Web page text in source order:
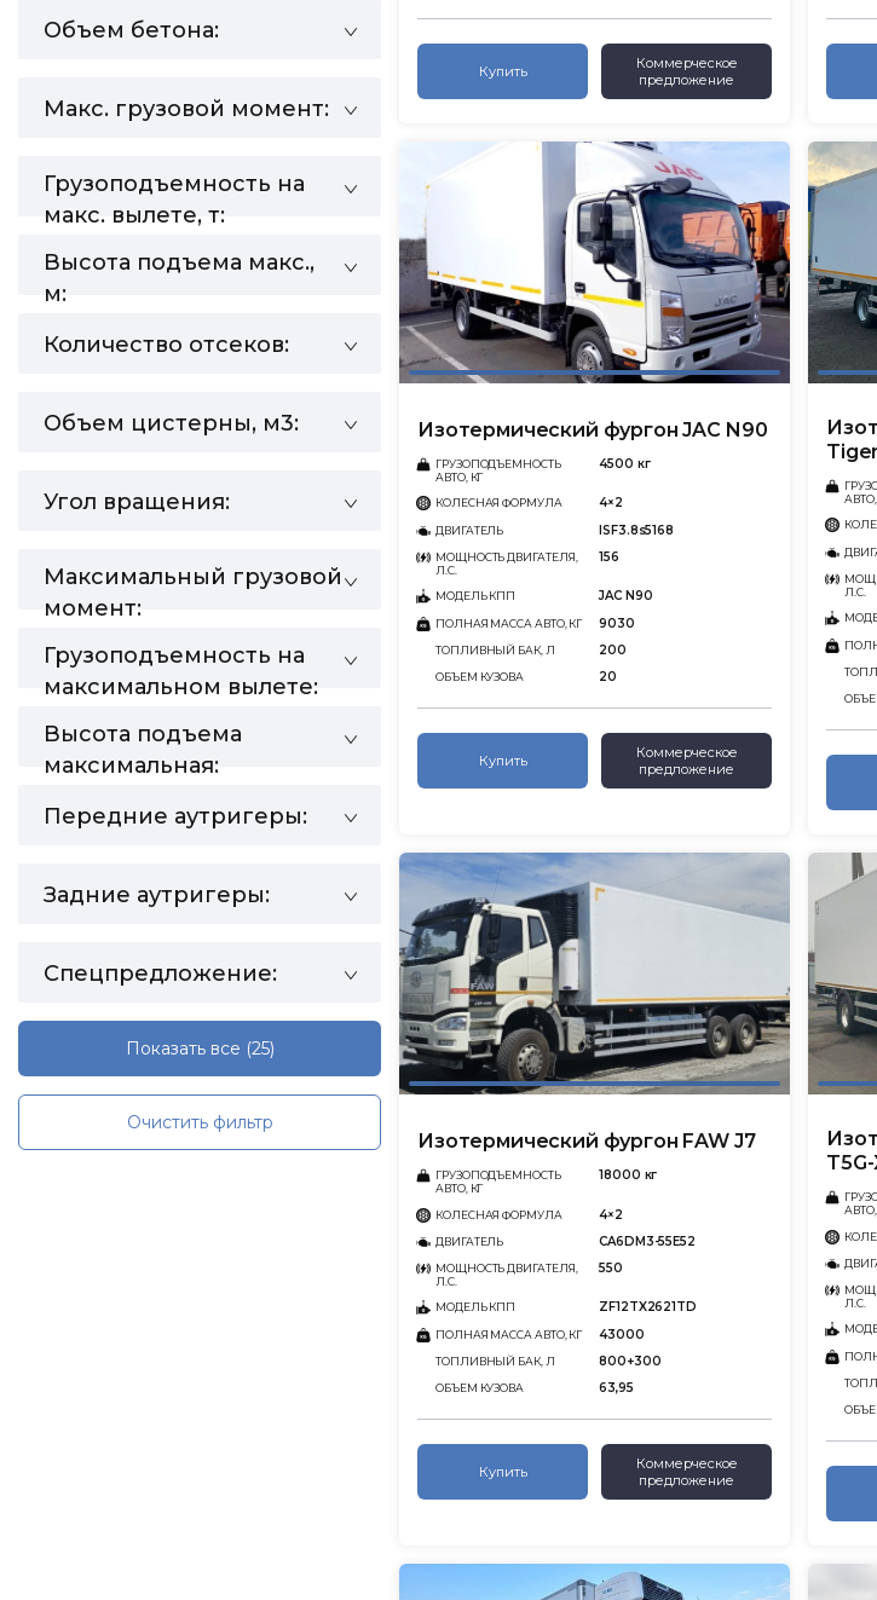
Объем бетона:
Макс. грузовой момент:
Грузоподъемность на
макс. вылете, т:
Высота подъема макс.,
м:
Количество отсеков:
Объем цистерны, м3:
Угол вращения:
Максимальный грузовой
момент:
Грузоподъемность на
максимальном вылете:
Высота подъема
максимальная:
Передние аутригеры:
Задние аутригеры:
Спецпредложение:
Показать все (25)
Очистить фильтр
Купить
Коммерческое
предложение
Изотермический фургон JAC N90
ГРУЗОПОДЪЕМНОСТЬ
АВТО, КГ
4500 кг
КОЛЕСНАЯ ФОРМУЛА 4×2
ДВИГАТЕЛЬ ISF3.8s5168
МОЩНОСТЬ ДВИГАТЕЛЯ,
Л.С.
156
МОДЕЛЬ КПП JAC N90
ПОЛНАЯ МАССА АВТО, КГ 9030
ТОПЛИВНЫЙ БАК, Л 200
ОБЪЕМ КУЗОВА 20
Купить
Коммерческое
предложение
АВТО,
Л.С.
Изотермический фургон FAW J7
ГРУЗОПОДЪЕМНОСТЬ
АВТО, КГ
18000 кг
КОЛЕСНАЯ ФОРМУЛА 4×2
ДВИГАТЕЛЬ CA6DM3-55E52
МОЩНОСТЬ ДВИГАТЕЛЯ,
Л.С.
550
МОДЕЛЬ КПП ZF12TX2621TD
ПОЛНАЯ МАССА АВТО, КГ 43000
ТОПЛИВНЫЙ БАК, Л 800+300
ОБЪЕМ КУЗОВА 63,95
Купить
Коммерческое
предложение
T5G-
АВТО,
Л.С.